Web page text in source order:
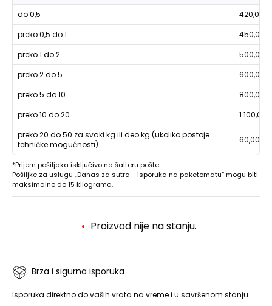
do 0,5
420,00
preko 0,5 do 1
450,00
preko 1 do 2
500,00
preko 2 do 5
600,00
preko 5 do 10
800,00
preko 10 do 20
1.100,00
preko 20 do 50 za svaki kg ili deo kg (ukoliko postoje
tehničke mogućnosti)
60,00
*Prijem pošiljaka isključivo na šalteru pošte.
Pošiljke za uslugu „Danas za sutra - isporuka na paketomatu“ mogu biti
maksimalno do 15 kilograma.
Proizvod nije na stanju.
Brza i sigurna isporuka
Isporuka direktno do vaših vrata na vreme i u savršenom stanju.